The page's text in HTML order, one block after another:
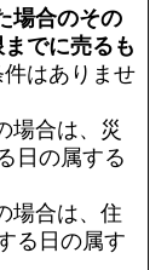
場合のその
でに売るも
件はありませ
合は、災
日の属する
合は、住
る日の属す